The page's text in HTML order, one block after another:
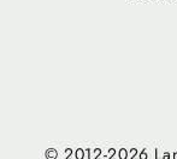
© 2012-2026